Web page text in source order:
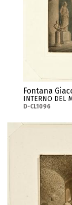
Fontana
INTERNO DEL
D-CL1096